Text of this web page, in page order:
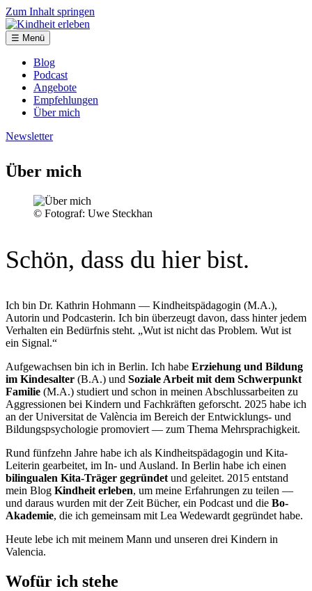
Zum Inhalt springen
☰ Menü
Blog
Podcast
Angebote
Empfehlungen
Über mich
Newsletter
Über mich
© Fotograf: Uwe Steckhan
Schön, dass du hier bist.
Ich bin Dr. Kathrin Hohmann — Kindheitspädagogin (M.A.),
Autorin und Podcasterin. Ich bin überzeugt davon, dass hinter jedem
Verhalten ein Bedürfnis steht. „Wut ist nicht das Problem. Wut ist
ein Signal.“
Aufgewachsen bin ich in Berlin. Ich habe Erziehung und Bildung
im Kindesalter (B.A.) und Soziale Arbeit mit dem Schwerpunkt
Familie (M.A.) studiert und schon in meinen Abschlussarbeiten zu
Aggressionen bei Kindern und Fachkräften geforscht. 2025 habe ich
an der Universitat de València im Bereich der Entwicklungs- und
Bildungspsychologie promoviert — zum Thema Mehrsprachigkeit.
Rund fünfzehn Jahre habe ich als Kindheitspädagogin und Kita-
Leiterin gearbeitet, im In- und Ausland. In Berlin habe ich einen
bilingualen Kita-Träger gegründet und geleitet. 2015 entstand
mein Blog Kindheit erleben, um meine Erfahrungen zu teilen —
und daraus wurden mit der Zeit Bücher, ein Podcast und die Bo-
Akademie, die ich gemeinsam mit Lea Wedewardt gegründet habe.
Heute lebe ich mit meinem Mann und unseren drei Kindern in
Valencia.
Wofür ich stehe